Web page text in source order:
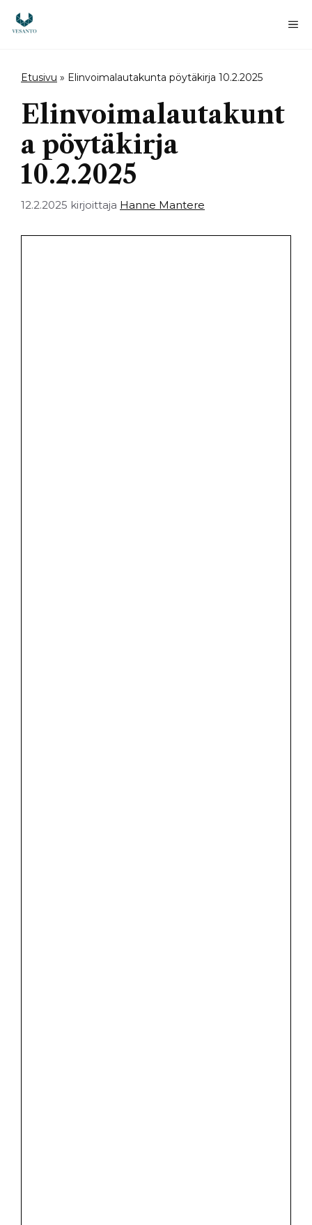
sisältöön
Etusivu » Elinvoimalautakunta pöytäkirja 10.2.2025
Elinvoimalautakunt
a pöytäkirja
10.2.2025
12.2.2025 kirjoittaja Hanne Mantere